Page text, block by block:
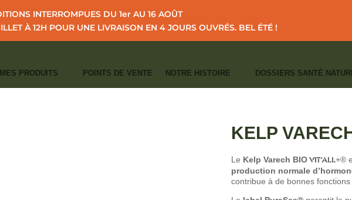
INTERROMPUES DU 1er AU 16 AOÛT
À 12H POUR UNE LIVRAISON EN 4 JOURS OUVRÉS. BEL ÉTÉ !
PRODUITS POINTS DE VENTE NOTRE HISTOIRE
DOSSIERS SANTÉ
KELP
Le Kelp Varech BIO VIT’ALL+®
production normale
contribue à de bonnes